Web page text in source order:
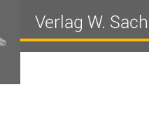
Verlag W.